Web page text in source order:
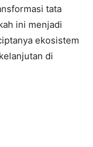
tata
ini menjadi
ekosistem
di